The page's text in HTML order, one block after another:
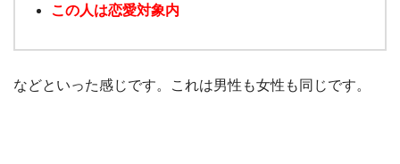
この人は恋愛対象内
などといった感じです。これは男性も女性も同じです。